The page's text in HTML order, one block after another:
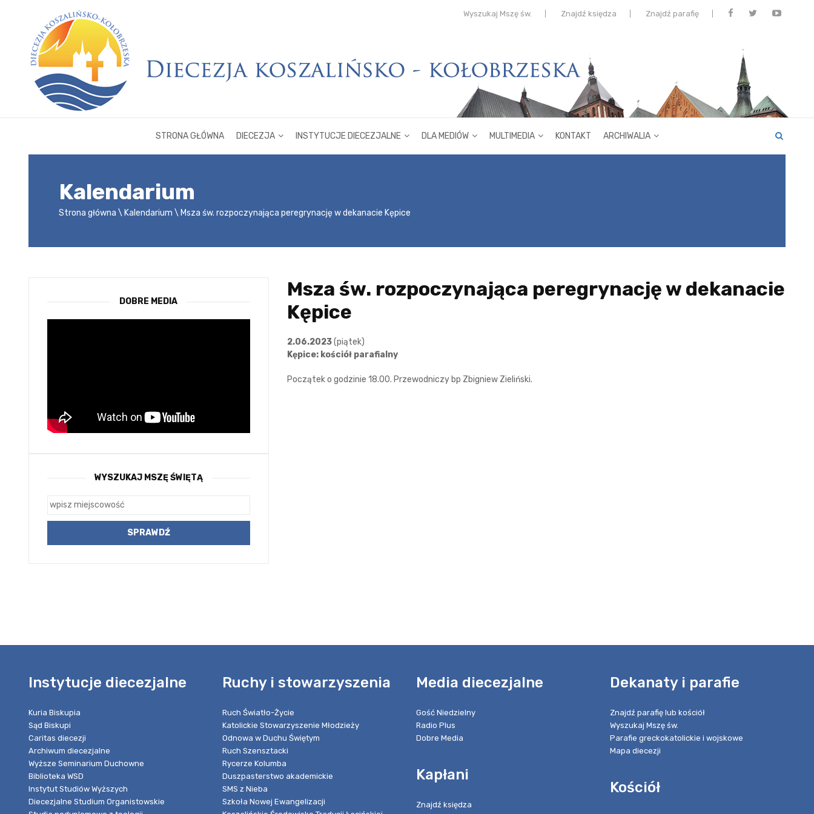
Wyszukaj Mszę św. Znajdź księdza Znajdź parafię
STRONA GŁÓWNA DIECEZJA INSTYTUCJE DIECEZJALNE DLA MEDIÓW MULTIMEDIA KONTAKT ARCHIWALIA
Kalendarium
Strona główna Kalendarium Msza św. rozpoczynająca peregrynację w dekanacie Kępice
Msza św. rozpoczynająca peregrynację w dekanacie
Kępice
2.06.2023(piątek)
Kępice: kościół parafialny
Początek o godzinie 18.00. Przewodniczy bp Zbigniew Zieliński.
DOBRE MEDIA
WYSZUKAJ MSZĘ ŚWIĘTĄ
Instytucje diecezjalne
Kuria Biskupia
Sąd Biskupi
Caritas diecezji
Archiwum diecezjalne
Wyższe Seminarium Duchowne
Biblioteka WSD
Instytut Studiów Wyższych
Diecezjalne Studium Organistowskie
Ruchy i stowarzyszenia
Ruch Światło-Życie
Katolickie Stowarzyszenie Młodzieży
Odnowa w Duchu Świętym
Ruch Szensztacki
Rycerze Kolumba
Duszpasterstwo akademickie
SMS z Nieba
Szkoła Nowej Ewangelizacji
Media diecezjalne
Gość Niedzielny
Radio Plus
Dobre Media
Kapłani
Znajdź księdza
Dekanaty i parafie
Znajdź parafię lub kościół
Wyszukaj Mszę św.
Parafie greckokatolickie i wojskowe
Mapa diecezji
Kościół